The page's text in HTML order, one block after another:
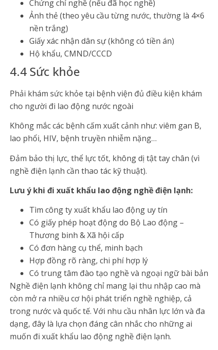
Chứng chỉ nghề (nếu đã học nghề)
Ảnh thẻ (theo yêu cầu từng nước, thường là 4×6
nền trắng)
Giấy xác nhận dân sự (không có tiền án)
Hộ khẩu, CMND/CCCD
4.4 Sức khỏe
Phải khám sức khỏe tại bệnh viện đủ điều kiện khám
cho người đi lao động nước ngoài
Không mắc các bệnh cấm xuất cảnh như: viêm gan B,
lao phổi, HIV, bệnh truyền nhiễm nặng…
Đảm bảo thị lực, thể lực tốt, không dị tật tay chân (vì
nghề điện lạnh cần thao tác kỹ thuật).
Lưu ý khi đi xuất khẩu lao động nghề điện lạnh:
Tìm công ty xuất khẩu lao động uy tín
Có giấy phép hoạt động do Bộ Lao động –
Thương binh & Xã hội cấp
Có đơn hàng cụ thể, minh bạch
Hợp đồng rõ ràng, chi phí hợp lý
Có trung tâm đào tạo nghề và ngoại ngữ bài bản
Nghề điện lạnh không chỉ mang lại thu nhập cao mà
còn mở ra nhiều cơ hội phát triển nghề nghiệp, cả
trong nước và quốc tế. Với nhu cầu nhân lực lớn và đa
dạng, đây là lựa chọn đáng cân nhắc cho những ai
muốn đi xuất khẩu lao động nghề điện lạnh.